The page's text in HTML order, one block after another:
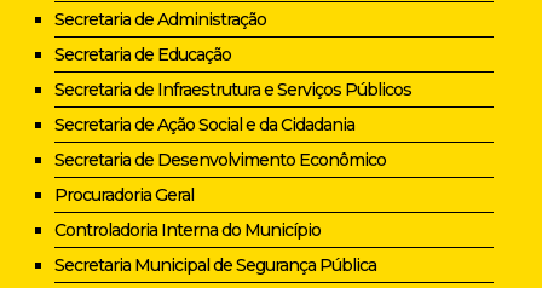
Secretaria de Administração
Secretaria de Educação
Secretaria de Infraestrutura e Serviços Públicos
Secretaria de Ação Social e da Cidadania
Secretaria de Desenvolvimento Econômico
Procuradoria Geral
Controladoria Interna do Município
Secretaria Municipal de Segurança Pública